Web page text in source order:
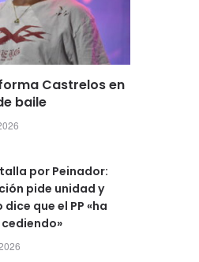
Castrelos en
baile
por Peinador:
pide unidad y
que el PP «ha